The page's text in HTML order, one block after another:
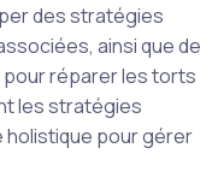
des stratégies
ainsi que de
réparer les torts
les stratégies
pour gérer